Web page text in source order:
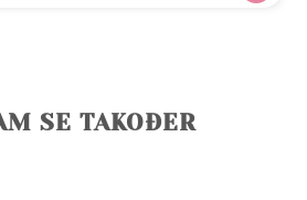
SE TAKOĐER